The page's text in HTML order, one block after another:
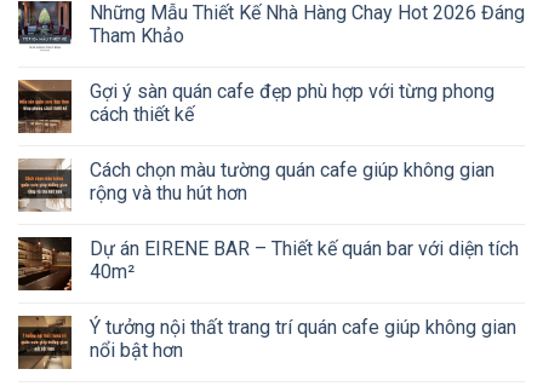
Những Mẫu Thiết Kế Nhà Hàng Chay Hot 2026 Đáng
Tham Khảo
Gợi ý sàn quán cafe đẹp phù hợp với từng phong
cách thiết kế
Cách chọn màu tường quán cafe giúp không gian
rộng và thu hút hơn
Dự án EIRENE BAR – Thiết kế quán bar với diện tích
40m²
Ý tưởng nội thất trang trí quán cafe giúp không gian
nổi bật hơn